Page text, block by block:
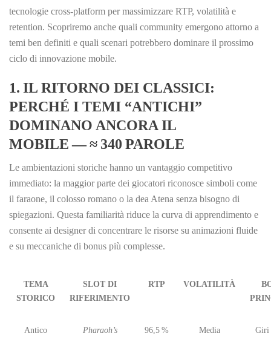
tecnologie cross‑platform per massimizzare RTP, volatilità e
retention. Scopriremo anche quali community emergono attorno a
temi ben definiti e quali scenari potrebbero dominare il prossimo
ciclo di innovazione mobile.
1. IL RITORNO DEI CLASSICI:
PERCHÉ I TEMI “ANTICHI”
DOMINANO ANCORA IL
MOBILE — ≈ 340 PAROLE
Le ambientazioni storiche hanno un vantaggio competitivo
immediato: la maggior parte dei giocatori riconosce simboli come
il faraone, il colosso romano o la dea Atena senza bisogno di
spiegazioni. Questa familiarità riduce la curva di apprendimento e
consente ai designer di concentrare le risorse su animazioni fluide
e su meccaniche di bonus più complesse.
TEMA
STORICO
SLOT DI
RIFERIMENTO
RTP VOLATILITÀ
Antico
Pharaoh’s
96,5 % Media
Giri